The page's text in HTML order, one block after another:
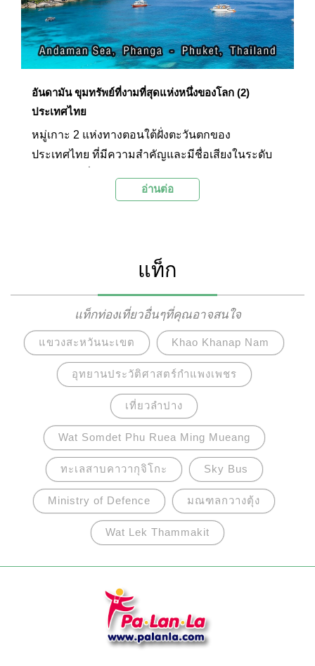
อันดามัน ขุมทรัพย์ที่งามที่สุดแห่งหนึ่งของโลก (2)
ประเทศไทย
หมู่เกาะ 2 แห่งทางตอนใต้ฝั่งตะวันตกของ
ประเทศไทย ที่มีความสำคัญและมีชื่อเสียงในระดับ
หมู่เกาะเหล่านี้มีอัตลักษณ์และความงามที่โดดเด่น
ลงไปถึงความอุดมสมบูรณ์ใต้ท้องทะเล ในขณะที่หมู่
เกาะสุรินทร์มีความโดดเด่นของกลุ่มชาติพันธุ์มอ
แกน ซึ่งได้กลายเป็นแม่เหล็กที่ดึงดูดผู้คนจากทุกมุม
โลกให้มาสัมผัสวิถีชีวิตอันงดงามของกลุ่มชาวเลแบบ
ดั้งเดิม
อ่านต่อ
แท็ก
แท็กท่องเที่ยวอื่นๆที่คุณอาจสนใจ
แขวงสะหวันนะเขต Khao Khanap Nam
อุทยานประวัติศาสตร์กำแพงเพชร
เที่ยวลำปาง
Wat Somdet Phu Ruea Ming Mueang
ทะเลสาบคาวากุจิโกะ Sky Bus
Ministry of Defence มณฑลกวางตุ้ง
Wat Lek Thammakit